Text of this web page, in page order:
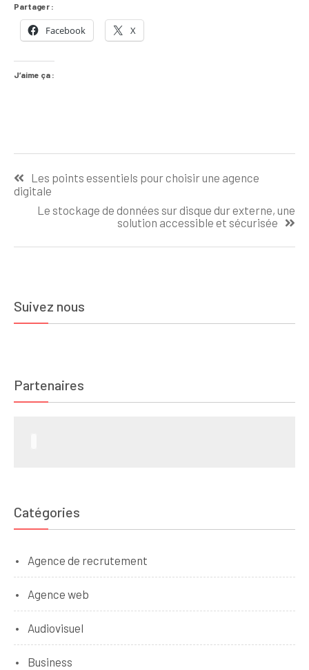
Partager :
Facebook X
J’aime ça :
de
l’article
Les points essentiels pour choisir une agence
digitale
Le stockage de données sur disque dur externe, une
solution accessible et sécurisée
Suivez nous
Partenaires
Catégories
Agence de recrutement
Agence web
Audiovisuel
Business